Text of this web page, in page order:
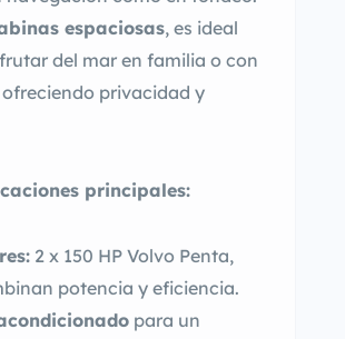
espaciosas, es ideal
del mar en familia o con
privacidad y
principales:
2 x 150 HP Volvo Penta,
potencia y eficiencia.
para un